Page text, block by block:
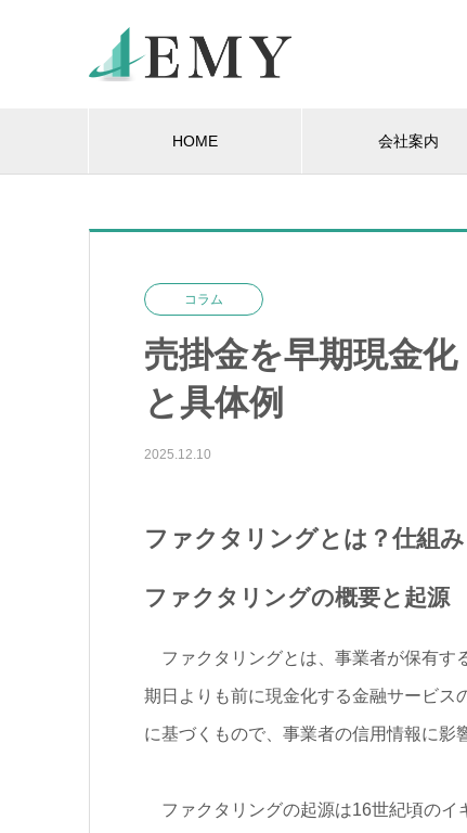
HOME 会社案内
コラム
売掛金を早期現金
と具体例
2025.12.10
ファクタリングとは？仕組
ファクタリングの概要と起源
ファクタリングとは、事業者が保有す
期日よりも前に現金化する金融サービス
に基づくもので、事業者の信用情報に影
ファクタリングの起源は16世紀頃のイ